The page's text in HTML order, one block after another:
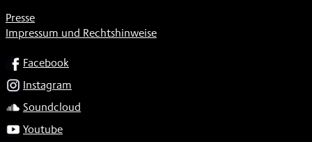
Presse
Impressum und Rechtshinweise
SOCIALFacebook
Instagram
Soundcloud
Youtube